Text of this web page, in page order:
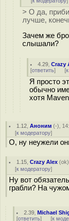
> О да,
лучше,
Зачем же
слышали?
4.29 ,Crazy
[ответить] [
Я просто
обычно
хотя
1.12 ,Аноним (-),
[к модератору]
О, ну неужели
1.15 ,Crazy Alex (ok
[к модератору]
Ну вот
грабли? На
2.39 ,Michael
[ответить] [к